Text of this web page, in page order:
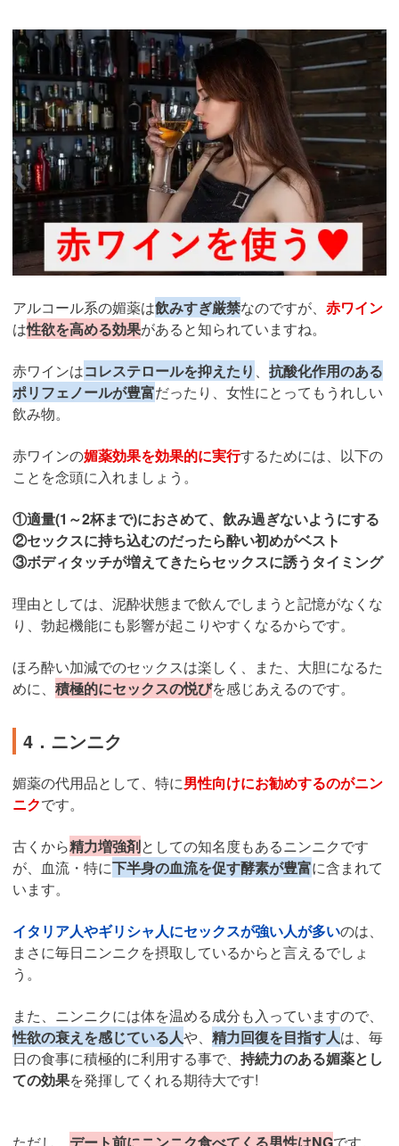
アルコール系の媚薬は飲みすぎ厳禁なのですが、 赤ワイン
は性欲を高める効果があると知られていますね。
赤ワインはコレステロールを抑えたり 、 抗酸化作用のある
ポリフェノールが豊富だったり、女性にとってもうれしい
飲み物。
赤ワインの媚薬効果を効果的に実行するためには、以下の
ことを念頭に入れましょう。
①適量(1～2杯まで)におさめて、飲み過ぎないようにする
②セックスに持ち込むのだったら酔い初めがベスト
③ボディタッチが増えてきたらセックスに誘うタイミング
理由としては、泥酔状態まで飲んでしまうと記憶がなくな
り、勃起機能にも影響が起こりやすくなるからです。
ほろ酔い加減でのセックスは楽しく、また、大胆になるた
めに、 積極的にセックスの悦びを感じあえるのです。
4．ニンニク
媚薬の代用品として、特に男性向けにお勧めするのがニン
ニクです。
古くから精力増強剤としての知名度もあるニンニクです
が、血流・特に下半身の血流を促す酵素が豊富に含まれて
います。
イタリア人やギリシャ人にセックスが強い人が多いのは、
まさに毎日ニンニクを摂取しているからと言えるでしょ
う。
また、ニンニクには体を温める成分も入っていますので、
性欲の衰えを感じている人や、 精力回復を目指す人は、毎
日の食事に積極的に利用する事で、 持続力のある媚薬とし
ての効果を発揮してくれる期待大です!
ただし、 デート前にニンニク食べてくる男性はNGです。